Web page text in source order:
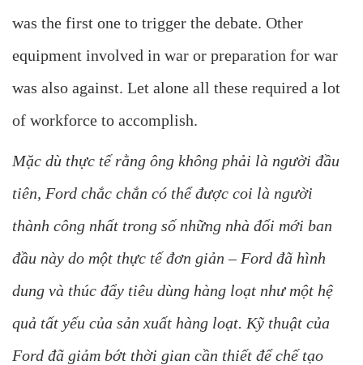
was the first one to trigger the debate. Other
equipment involved in war or preparation for war
was also against. Let alone all these required a lot
of workforce to accomplish.
Mặc dù thực tế rằng ông không phải là người đầu
tiên, Ford chắc chắn có thể được coi là người
thành công nhất trong số những nhà đổi mới ban
đầu này do một thực tế đơn giản – Ford đã hình
dung và thúc đẩy tiêu dùng hàng loạt như một hệ
quả tất yếu của sản xuất hàng loạt. Kỹ thuật của
Ford đã giảm bớt thời gian cần thiết để chế tạo